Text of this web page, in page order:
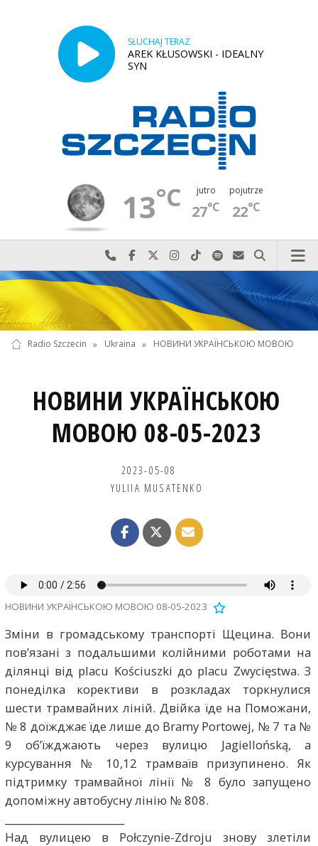
SŁUCHAJ TERAZ
AREK KŁUSOWSKI - IDEALNY
SYN
13°C jutro
27°C
pojutrze
22°C
Najlepiej po prostu do nas zadzwoń
Odwiedź nas na Facebook-u
Odwiedź nas na X
Odwiedź nas na Instagram-ie
Odwiedź nas na TikTok-u
Szukaj nas na Spotify
Wyślij do nas
Szukaj
Radio Szczecin » Ukraina » НОВИНИ УКРАЇНСЬКОЮ МОВОЮ
НОВИНИ УКРАЇНСЬКОЮ
МОВОЮ 08-05-2023
2023-05-08
YULIIA MUSATENKO
НОВИНИ УКРАЇНСЬКОЮ МОВОЮ 08-05-2023
Зміни в громадському транспорті Щецина. Вони
пов’язані з подальшими колійними роботами на
ділянці від placu Kościuszki до placu Zwycięstwa. З
понеділка корективи в розкладах торкнулися
шести трамвайних ліній. Двійка їде на Поможани,
№ 8 доїжджає їде лише до Bramy Portowej, № 7 та №
9 об’їжджають через вулицю Jagiellońską, а
курсування № 10,12 трамваїв призупинено. Як
підтримку трамвайної лінії № 8 було запущено
допоміжну автобусну лінію № 808.
Над вулицею в Połczynie-Zdroju знову злетіли